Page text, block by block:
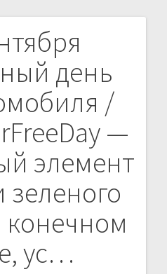
день
/
—
элемент
зеленого
конечном
ус…